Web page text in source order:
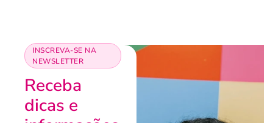
INSCREVA-SE NA
NEWSLETTER
Receba
dicas e